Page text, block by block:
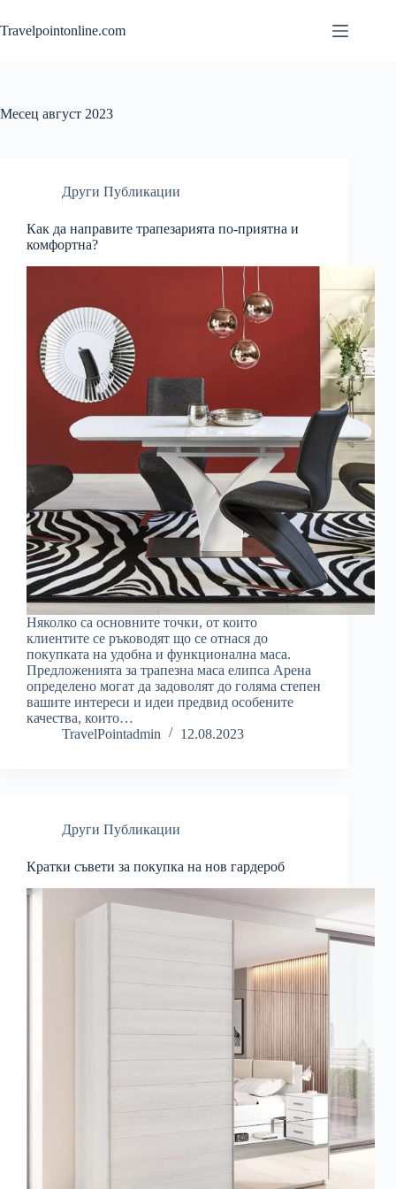
to
content
Travelpointonline.com
Месец август 2023
Други Публикации
Как да направите трапезарията по-приятна и
комфортна?
Няколко са основните точки, от които
клиентите се ръководят що се отнася до
покупката на удобна и функционална маса.
Предложенията за трапезна маса елипса Арена
определено могат да задоволят до голяма степен
вашите интереси и идеи предвид особените
качества, които…
TravelPointadmin
12.08.2023
Други Публикации
Кратки съвети за покупка на нов гардероб